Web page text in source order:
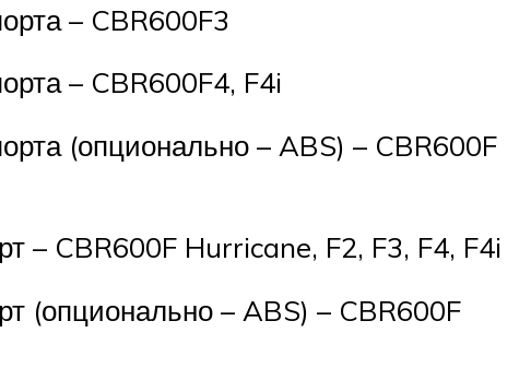
– CBR600F3
– CBR600F4, F4i
(опционально – ABS) – CBR600F
– CBR600F Hurricane, F2, F3, F4, F4i
(опционально – ABS) – CBR600F